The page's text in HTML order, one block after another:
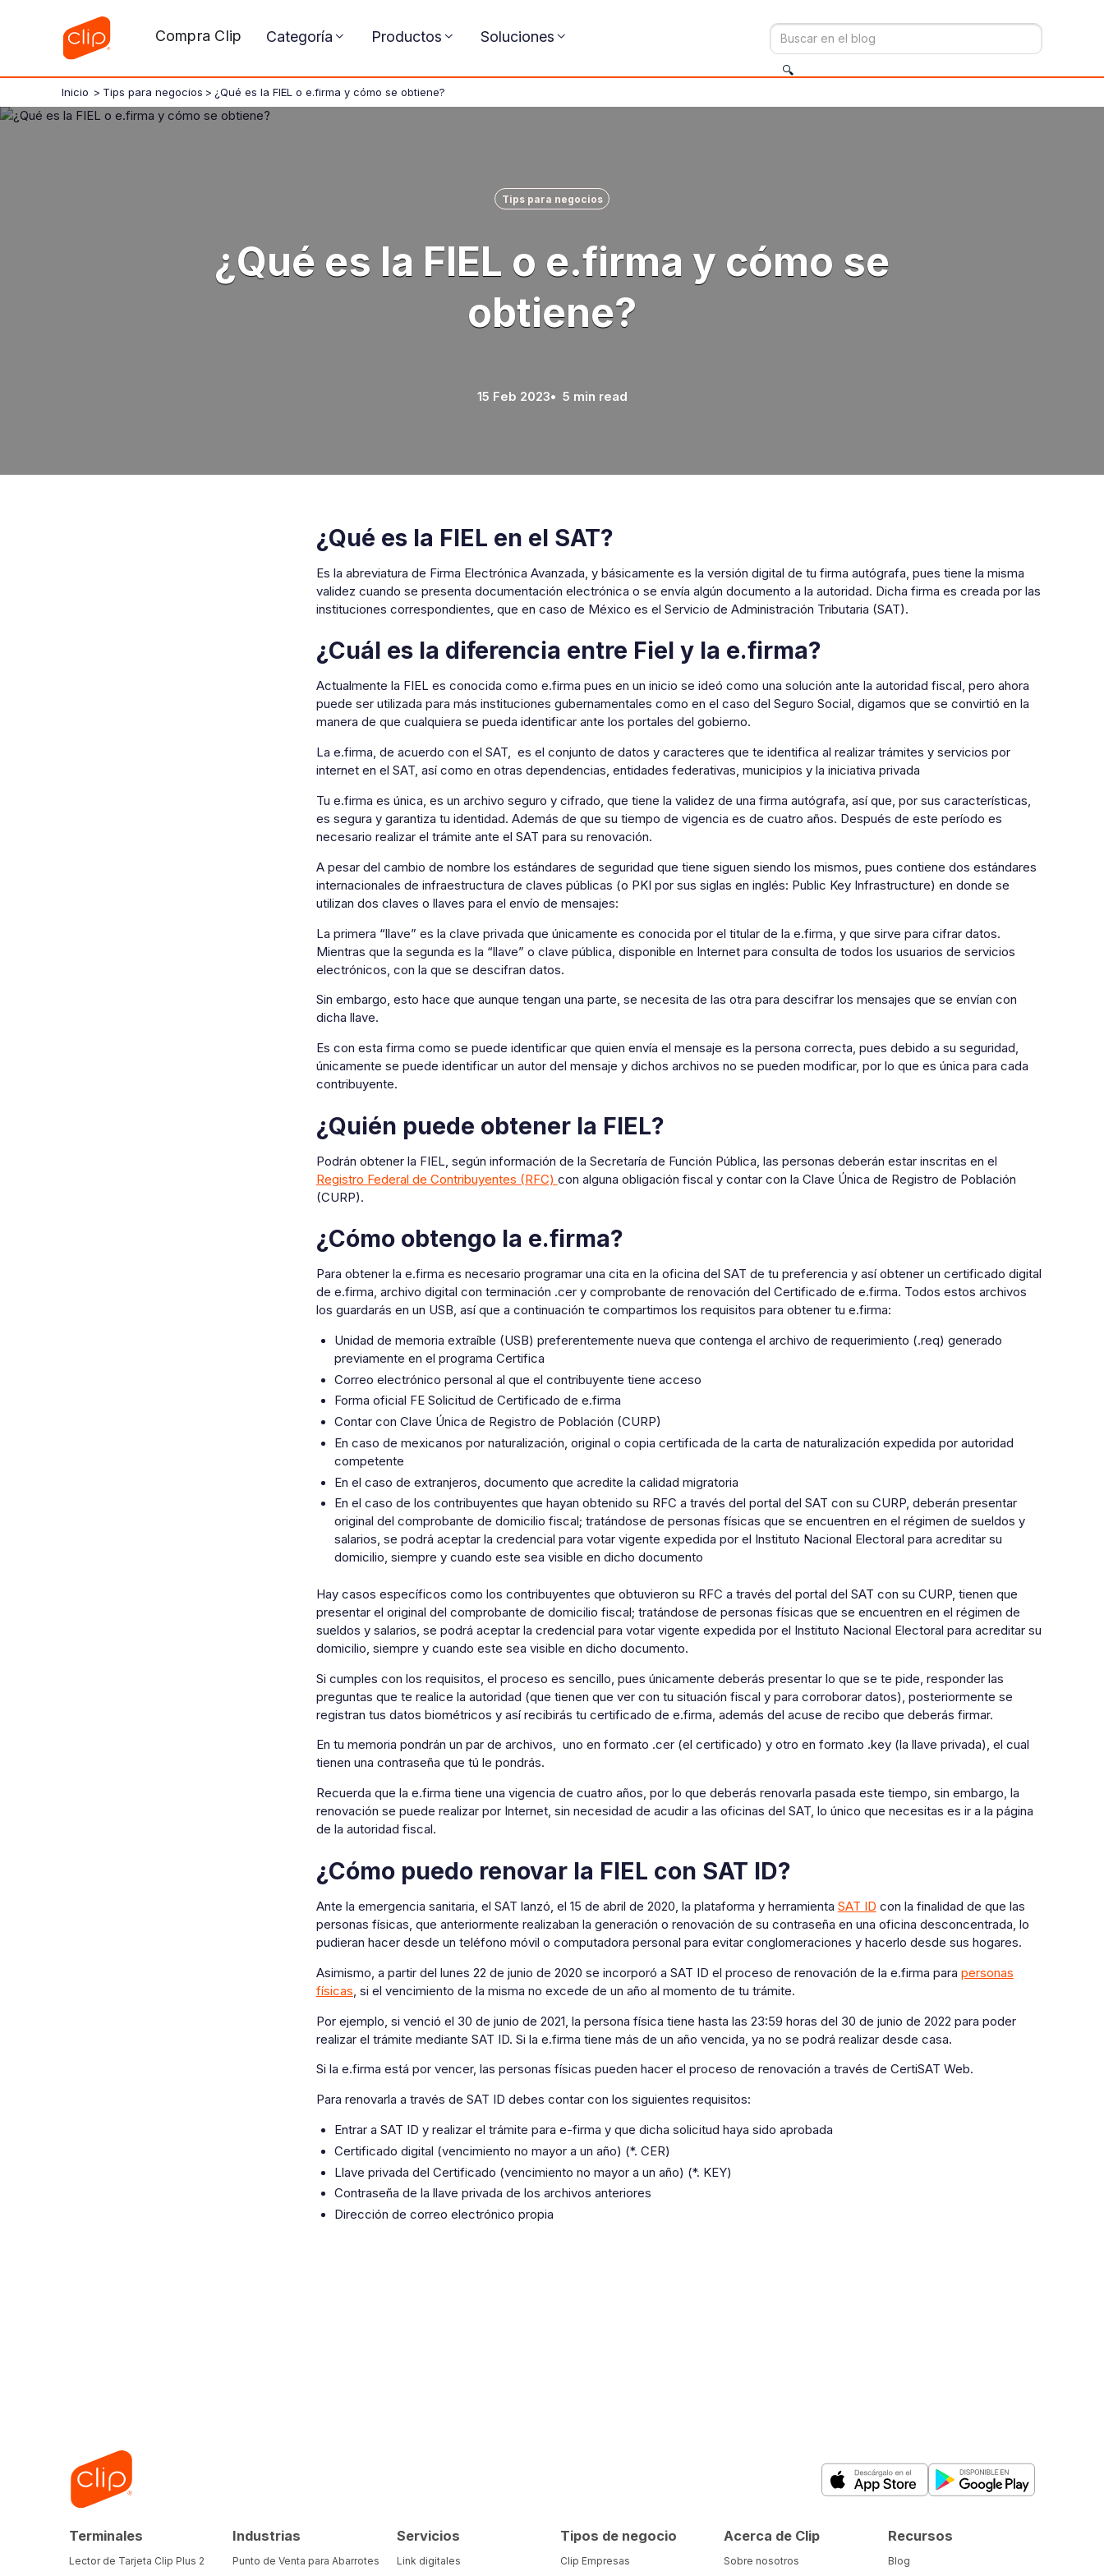
Compra Clip Categoría Productos Soluciones
Inicio > Tips para negocios > ¿Qué es la FIEL o e.firma y cómo se obtiene?
Tips para negocios
¿Qué es la FIEL o e.firma y cómo se
obtiene?
15 Feb 2023• 5 min read
¿Qué es la FIEL en el SAT?
Es la abreviatura de Firma Electrónica Avanzada, y básicamente es la versión digital de tu firma autógrafa, pues tiene la misma
validez cuando se presenta documentación electrónica o se envía algún documento a la autoridad. Dicha firma es creada por las
instituciones correspondientes, que en caso de México es el Servicio de Administración Tributaria (SAT).
¿Cuál es la diferencia entre Fiel y la e.firma?
Actualmente la FIEL es conocida como e.firma pues en un inicio se ideó como una solución ante la autoridad fiscal, pero ahora
puede ser utilizada para más instituciones gubernamentales como en el caso del Seguro Social, digamos que se convirtió en la
manera de que cualquiera se pueda identificar ante los portales del gobierno.
La e.firma, de acuerdo con el SAT, es el conjunto de datos y caracteres que te identifica al realizar trámites y servicios por
internet en el SAT, así como en otras dependencias, entidades federativas, municipios y la iniciativa privada
Tu e.firma es única, es un archivo seguro y cifrado, que tiene la validez de una firma autógrafa, así que, por sus características,
es segura y garantiza tu identidad. Además de que su tiempo de vigencia es de cuatro años. Después de este período es
necesario realizar el trámite ante el SAT para su renovación.
A pesar del cambio de nombre los estándares de seguridad que tiene siguen siendo los mismos, pues contiene dos estándares
internacionales de infraestructura de claves públicas (o PKI por sus siglas en inglés: Public Key Infrastructure) en donde se
utilizan dos claves o llaves para el envío de mensajes:
La primera “llave” es la clave privada que únicamente es conocida por el titular de la e.firma, y que sirve para cifrar datos.
Mientras que la segunda es la “llave” o clave pública, disponible en Internet para consulta de todos los usuarios de servicios
electrónicos, con la que se descifran datos.
Sin embargo, esto hace que aunque tengan una parte, se necesita de las otra para descifrar los mensajes que se envían con
dicha llave.
Es con esta firma como se puede identificar que quien envía el mensaje es la persona correcta, pues debido a su seguridad,
únicamente se puede identificar un autor del mensaje y dichos archivos no se pueden modificar, por lo que es única para cada
contribuyente.
¿Quién puede obtener la FIEL?
Podrán obtener la FIEL, según información de la Secretaría de Función Pública, las personas deberán estar inscritas en el
Registro Federal de Contribuyentes (RFC) con alguna obligación fiscal y contar con la Clave Única de Registro de Población
(CURP).
¿Cómo obtengo la e.firma?
Para obtener la e.firma es necesario programar una cita en la oficina del SAT de tu preferencia y así obtener un certificado digital
de e.firma, archivo digital con terminación .cer y comprobante de renovación del Certificado de e.firma. Todos estos archivos
los guardarás en un USB, así que a continuación te compartimos los requisitos para obtener tu e.firma:
Unidad de memoria extraíble (USB) preferentemente nueva que contenga el archivo de requerimiento (.req) generado
previamente en el programa Certifica
Correo electrónico personal al que el contribuyente tiene acceso
Forma oficial FE Solicitud de Certificado de e.firma
Contar con Clave Única de Registro de Población (CURP)
En caso de mexicanos por naturalización, original o copia certificada de la carta de naturalización expedida por autoridad
competente
En el caso de extranjeros, documento que acredite la calidad migratoria
En el caso de los contribuyentes que hayan obtenido su RFC a través del portal del SAT con su CURP, deberán presentar
original del comprobante de domicilio fiscal; tratándose de personas físicas que se encuentren en el régimen de sueldos y
salarios, se podrá aceptar la credencial para votar vigente expedida por el Instituto Nacional Electoral para acreditar su
domicilio, siempre y cuando este sea visible en dicho documento
Hay casos específicos como los contribuyentes que obtuvieron su RFC a través del portal del SAT con su CURP, tienen que
presentar el original del comprobante de domicilio fiscal; tratándose de personas físicas que se encuentren en el régimen de
sueldos y salarios, se podrá aceptar la credencial para votar vigente expedida por el Instituto Nacional Electoral para acreditar su
domicilio, siempre y cuando este sea visible en dicho documento.
Si cumples con los requisitos, el proceso es sencillo, pues únicamente deberás presentar lo que se te pide, responder las
preguntas que te realice la autoridad (que tienen que ver con tu situación fiscal y para corroborar datos), posteriormente se
registran tus datos biométricos y así recibirás tu certificado de e.firma, además del acuse de recibo que deberás firmar.
En tu memoria pondrán un par de archivos, uno en formato .cer (el certificado) y otro en formato .key (la llave privada), el cual
tienen una contraseña que tú le pondrás.
Recuerda que la e.firma tiene una vigencia de cuatro años, por lo que deberás renovarla pasada este tiempo, sin embargo, la
renovación se puede realizar por Internet, sin necesidad de acudir a las oficinas del SAT, lo único que necesitas es ir a la página
de la autoridad fiscal.
¿Cómo puedo renovar la FIEL con SAT ID?
Ante la emergencia sanitaria, el SAT lanzó, el 15 de abril de 2020, la plataforma y herramienta SAT ID con la finalidad de que las
personas físicas, que anteriormente realizaban la generación o renovación de su contraseña en una oficina desconcentrada, lo
pudieran hacer desde un teléfono móvil o computadora personal para evitar conglomeraciones y hacerlo desde sus hogares.
Asimismo, a partir del lunes 22 de junio de 2020 se incorporó a SAT ID el proceso de renovación de la e.firma para personas
físicas, si el vencimiento de la misma no excede de un año al momento de tu trámite.
Por ejemplo, si venció el 30 de junio de 2021, la persona física tiene hasta las 23:59 horas del 30 de junio de 2022 para poder
realizar el trámite mediante SAT ID. Si la e.firma tiene más de un año vencida, ya no se podrá realizar desde casa.
Si la e.firma está por vencer, las personas físicas pueden hacer el proceso de renovación a través de CertiSAT Web.
Para renovarla a través de SAT ID debes contar con los siguientes requisitos:
Entrar a SAT ID y realizar el trámite para e-firma y que dicha solicitud haya sido aprobada
Certificado digital (vencimiento no mayor a un año) (*. CER)
Llave privada del Certificado (vencimiento no mayor a un año) (*. KEY)
Contraseña de la llave privada de los archivos anteriores
Dirección de correo electrónico propia
Terminales
Lector de Tarjeta Clip Plus 2
Industrias
Punto de Venta para Abarrotes
Servicios
Link digitales
Tipos de negocio
Clip Empresas
Acerca de Clip
Sobre nosotros
Recursos
Blog